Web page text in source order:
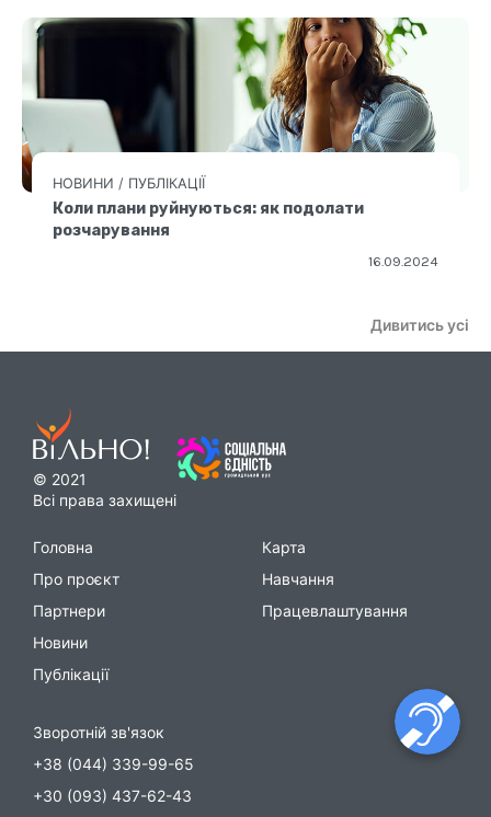
НОВИНИ / ПУБЛІКАЦІЇ
Коли плани руйнуються: як подолати
розчарування
16.09.2024
Дивитись усі
© 2021
Всі права захищені
Головна
Про проєкт
Партнери
Новини
Публікації
Карта
Навчання
Працевлаштування
Зворотній зв'язок
+38 (044) 339-99-65
+30 (093) 437-62-43